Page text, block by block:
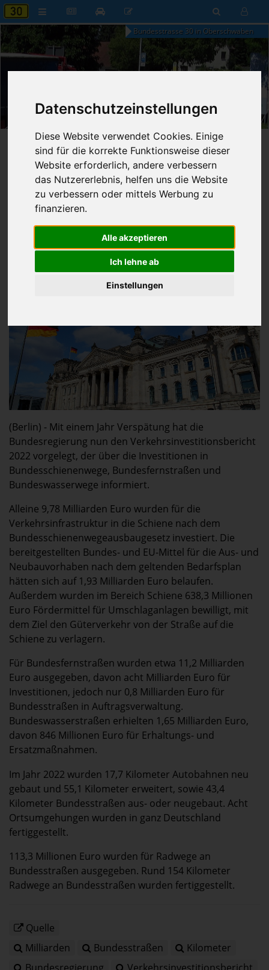
Datenschutzeinstellungen
Diese Website verwendet Cookies. Einige
sind für die korrekte Funktionsweise dieser
Website erforderlich, andere verbessern
das Nutzererlebnis, helfen uns die Website
zu verbessern oder mittels Werbung zu
finanzieren.
Alle akzeptieren
Ich lehne ab
Einstellungen
Bundesstrasse 30 in Oberschwaben
12:59
Freitag, 7. August 2026
Startseite » B30 aktuell Nachrichten
20.07.2024 - 05:52 Uhr
Franz Fischer
Nr. 8679
824
Bundesregierung legt
Verkehrsinvestitionsbericht 2022
(Berlin) - Mit einem Jahr Verspätung hat die
Bundesregierung nun den Verkehrsinvestitionsbericht
2022 vorgelegt, der über die Investitionen in
Bundesschienenwege, Bundesfernstraßen und
Bundeswasserwege informiert.
Alleine 9,78 Milliarden Euro wurden für die
Verkehrsinfrastruktur in die Schiene nach dem
Bundesschienenwegeausbaugesetz investiert. Die
bereitgestellten Bundes- und EU-Mittel für die Aus- und
Neubauvorhaben nach dem geltenden Bedarfsplan
hätten sich auf 1,93 Milliarden Euro belaufen.
Außerdem wurden im Bereich Schiene 638,3 Millionen
Euro Fördermittel für Umschlaganlagen bewilligt, mit
dem Ziel den Güterverkehr von der Straße auf die
Schiene zu verlagern.
Für Bundesfernstraßen wurden etwa 11,2 Milliarden
Euro ausgegeben, davon acht Milliarden Euro für
Investitionen, jedoch nur 0,8 Milliarden Euro für
Bundesstraßen in Auftragsverwaltung.
Bundeswasserstraßen erhielten 1,65 Milliarden Euro,
davon 846 Millionen Euro für Erhaltungs- und
Ersatzmaßnahmen.
Im Jahr 2022 wurden 17,7 Kilometer Autobahnen neu
gebaut und 55,1 Kilometer erweitert, sowie 43,4
Kilometer Bundesstraßen aus- oder neugebaut. Acht
Ortsumgehungen wurden in ganz Deutschland
fertiggestellt.
113,3 Millionen Euro wurden für Radwege an
Bundesstraßen ausgegeben. Rund 154 Kilometer
Radwege an Bundesstraßen wurden fertiggestellt.
Quelle
Milliarden
Bundesstraßen
Kilometer
Bundesregierung
Verkehrsinvestitionsbericht